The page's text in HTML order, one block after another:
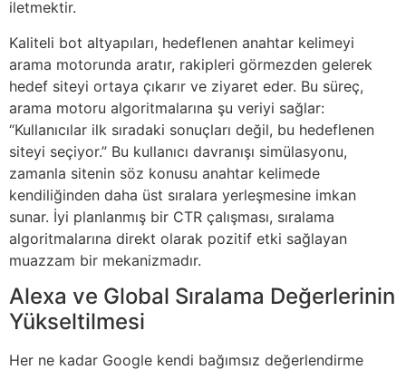
iletmektir.
Kaliteli bot altyapıları, hedeflenen anahtar kelimeyi
arama motorunda aratır, rakipleri görmezden gelerek
hedef siteyi ortaya çıkarır ve ziyaret eder. Bu süreç,
arama motoru algoritmalarına şu veriyi sağlar:
“Kullanıcılar ilk sıradaki sonuçları değil, bu hedeflenen
siteyi seçiyor.” Bu kullanıcı davranışı simülasyonu,
zamanla sitenin söz konusu anahtar kelimede
kendiliğinden daha üst sıralara yerleşmesine imkan
sunar. İyi planlanmış bir CTR çalışması, sıralama
algoritmalarına direkt olarak pozitif etki sağlayan
muazzam bir mekanizmadır.
Alexa ve Global Sıralama Değerlerinin
Yükseltilmesi
Her ne kadar Google kendi bağımsız değerlendirme